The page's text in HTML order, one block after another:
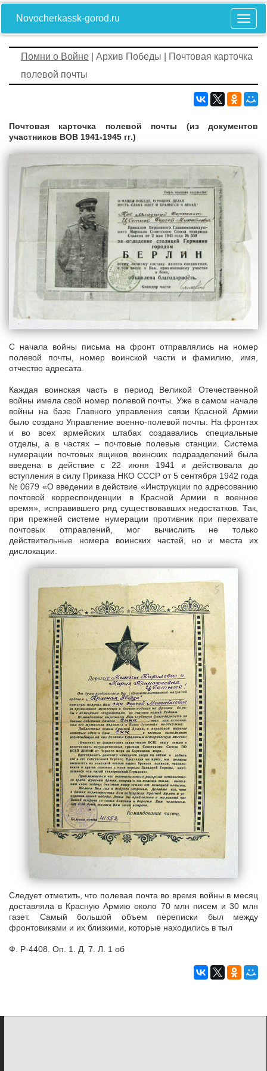
Novocherkassk-gorod.ru
Помни о Войне | Архив Победы | Почтовая карточка
полевой почты
Почтовая карточка полевой почты (из документов
участников ВОВ 1941-1945 гг.)
С начала войны письма на фронт отправлялись на номер
полевой почты, номер воинской части и фамилию, имя,
отчество адресата.
Каждая воинская часть в период Великой Отечественной
войны имела свой номер полевой почты. Уже в самом начале
войны на базе Главного управления связи Красной Армии
было создано Управление военно-полевой почты. На фронтах
и во всех армейских штабах создавались специальные
отделы, а в частях – почтовые полевые станции. Система
нумерации почтовых ящиков воинских подразделений была
введена в действие с 22 июня 1941 и действовала до
вступления в силу Приказа НКО СССР от 5 сентября 1942 года
№ 0679 «О введении в действие «Инструкции по адресованию
почтовой корреспонденции в Красной Армии в военное
время», исправившего ряд существовавших недостатков. Так,
при прежней системе нумерации противник при перехвате
почтовых отправлений, мог вычислить не только
действительные номера воинских частей, но и места их
дислокации.
Следует отметить, что полевая почта во время войны в месяц
доставляла в Красную Армию около 70 млн писем и 30 млн
газет. Самый большой объем переписки был между
фронтовиками и их близкими, которые находились в тыл
Ф. Р-4408. Оп. 1. Д. 7. Л. 1 об